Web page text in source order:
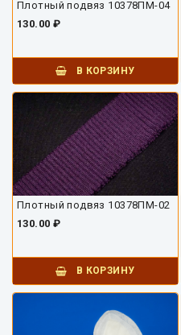
Плотный подвяз 10378ПМ-04
130.00 ₽
В КОРЗИНУ
Плотный подвяз 10378ПМ-02
130.00 ₽
В КОРЗИНУ